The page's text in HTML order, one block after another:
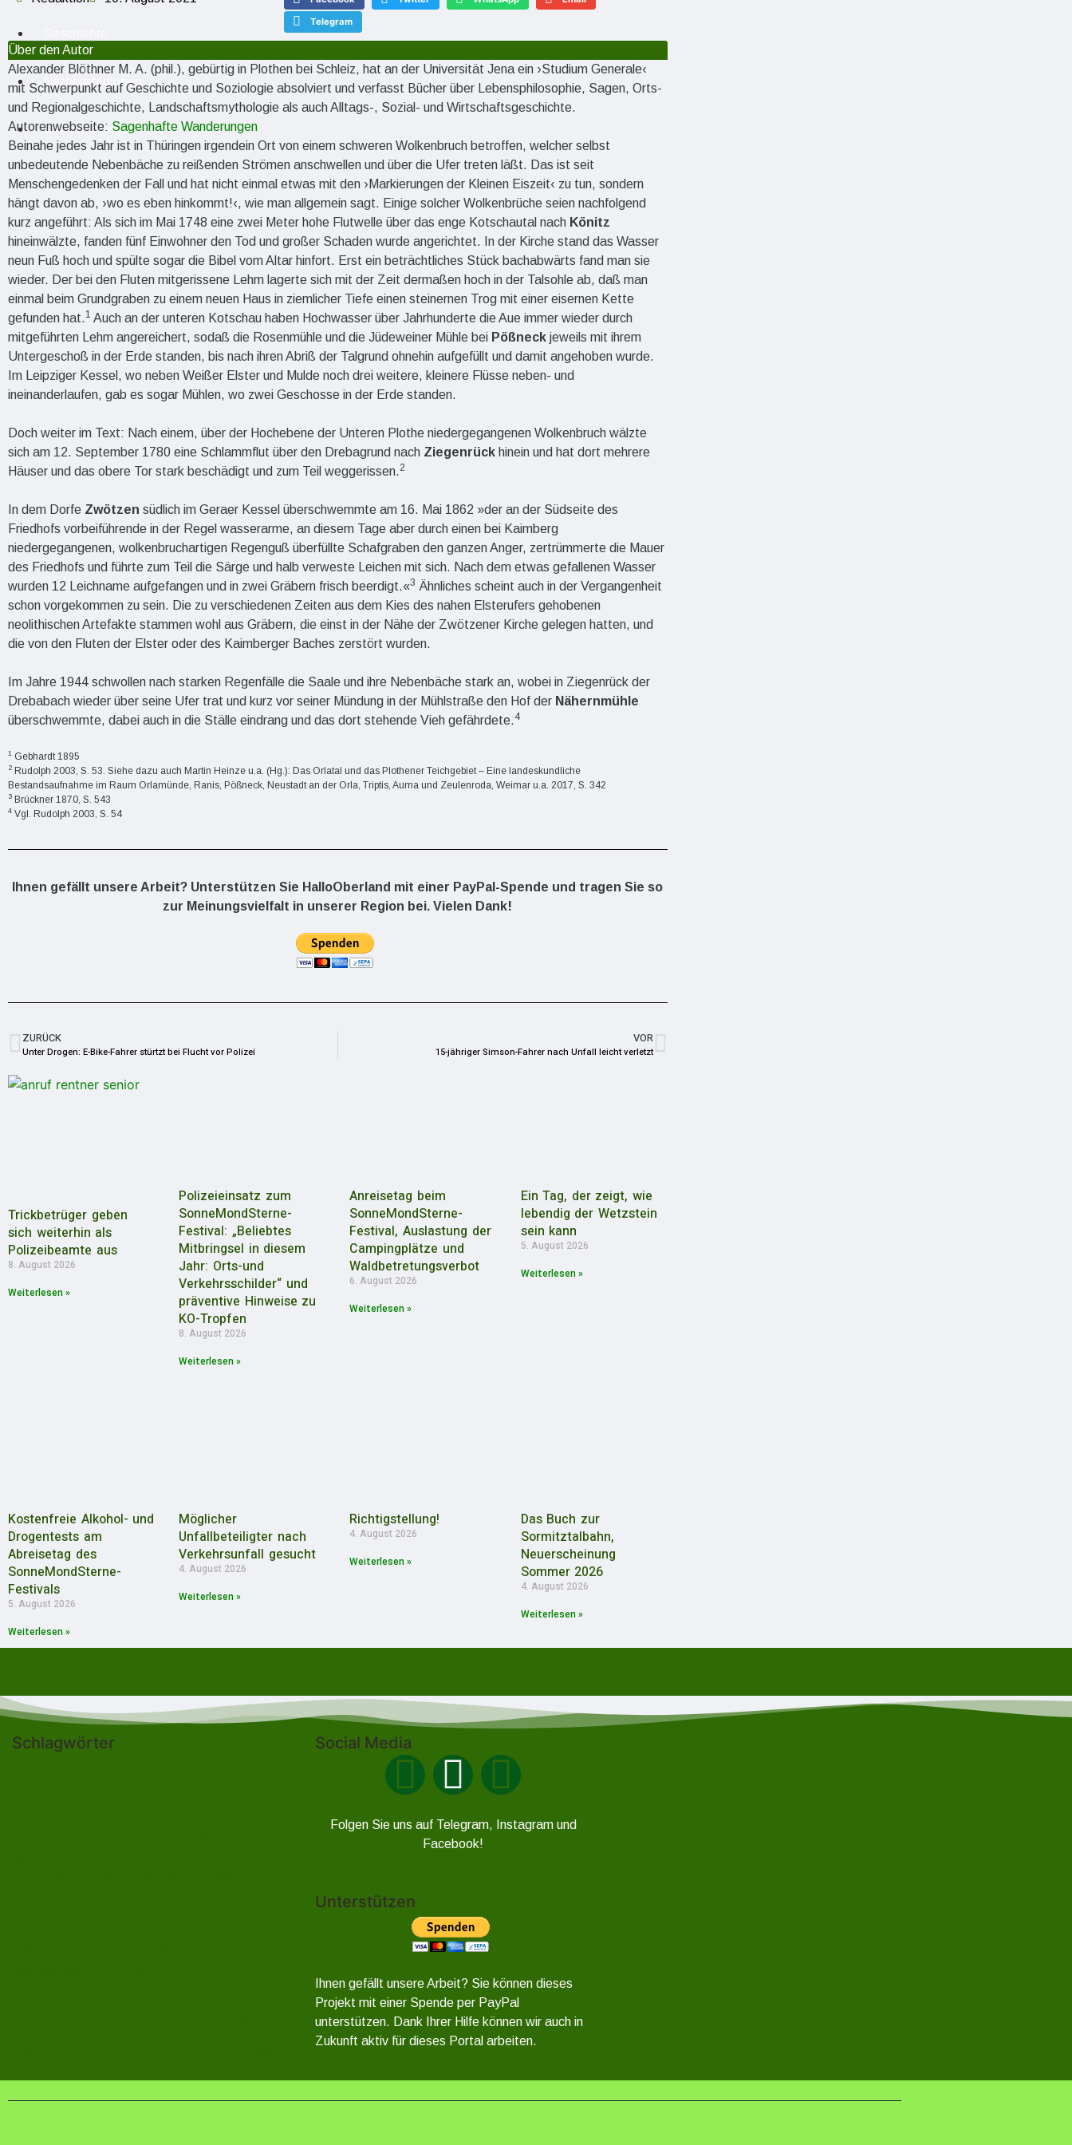
Nachbarregionen
Stellenanzeigen
Telegram
Über den Autor
Alexander Blöthner M. A. (phil.), gebürtig in Plothen bei Schleiz, hat an der Universität Jena ein ›Studium Generale‹
mit Schwerpunkt auf Geschichte und Soziologie absolviert und verfasst Bücher über Lebensphilosophie, Sagen, Orts-
und Regionalgeschichte, Landschaftsmythologie als auch Alltags-, Sozial- und Wirtschaftsgeschichte.
Autorenwebseite: Sagenhafte Wanderungen
Beinahe jedes Jahr ist in Thüringen irgendein Ort von einem schweren Wolkenbruch betroffen, welcher selbst
unbedeutende Nebenbäche zu reißenden Strömen anschwellen und über die Ufer treten läßt. Das ist seit
Menschengedenken der Fall und hat nicht einmal etwas mit den ›Markierungen der Kleinen Eiszeit‹ zu tun, sondern
hängt davon ab, ›wo es eben hinkommt!‹, wie man allgemein sagt. Einige solcher Wolkenbrüche seien nachfolgend
kurz angeführt: Als sich im Mai 1748 eine zwei Meter hohe Flutwelle über das enge Kotschautal nach Könitz
hineinwälzte, fanden fünf Einwohner den Tod und großer Schaden wurde angerichtet. In der Kirche stand das Wasser
neun Fuß hoch und spülte sogar die Bibel vom Altar hinfort. Erst ein beträchtliches Stück bachabwärts fand man sie
wieder. Der bei den Fluten mitgerissene Lehm lagerte sich mit der Zeit dermaßen hoch in der Talsohle ab, daß man
einmal beim Grundgraben zu einem neuen Haus in ziemlicher Tiefe einen steinernen Trog mit einer eisernen Kette
gefunden hat.1 Auch an der unteren Kotschau haben Hochwasser über Jahrhunderte die Aue immer wieder durch
mitgeführten Lehm angereichert, sodaß die Rosenmühle und die Jüdeweiner Mühle bei Pößneck jeweils mit ihrem
Untergeschoß in der Erde standen, bis nach ihren Abriß der Talgrund ohnehin aufgefüllt und damit angehoben wurde.
Im Leipziger Kessel, wo neben Weißer Elster und Mulde noch drei weitere, kleinere Flüsse neben- und
ineinanderlaufen, gab es sogar Mühlen, wo zwei Geschosse in der Erde standen.
Doch weiter im Text: Nach einem, über der Hochebene der Unteren Plothe niedergegangenen Wolkenbruch wälzte
sich am 12. September 1780 eine Schlammflut über den Drebagrund nach Ziegenrück hinein und hat dort mehrere
Häuser und das obere Tor stark beschädigt und zum Teil weggerissen.2
In dem Dorfe Zwötzen südlich im Geraer Kessel überschwemmte am 16. Mai 1862 »der an der Südseite des
Friedhofs vorbeiführende in der Regel wasserarme, an diesem Tage aber durch einen bei Kaimberg
niedergegangenen, wolkenbruchartigen Regenguß überfüllte Schafgraben den ganzen Anger, zertrümmerte die Mauer
des Friedhofs und führte zum Teil die Särge und halb verweste Leichen mit sich. Nach dem etwas gefallenen Wasser
wurden 12 Leichname aufgefangen und in zwei Gräbern frisch beerdigt.«3 Ähnliches scheint auch in der Vergangenheit
schon vorgekommen zu sein. Die zu verschiedenen Zeiten aus dem Kies des nahen Elsterufers gehobenen
neolithischen Artefakte stammen wohl aus Gräbern, die einst in der Nähe der Zwötzener Kirche gelegen hatten, und
die von den Fluten der Elster oder des Kaimberger Baches zerstört wurden.
Im Jahre 1944 schwollen nach starken Regenfälle die Saale und ihre Nebenbäche stark an, wobei in Ziegenrück der
Drebabach wieder über seine Ufer trat und kurz vor seiner Mündung in der Mühlstraße den Hof der Nähernmühle
überschwemmte, dabei auch in die Ställe eindrang und das dort stehende Vieh gefährdete.4
1 Gebhardt 1895
2 Rudolph 2003, S. 53. Siehe dazu auch Martin Heinze u.a. (Hg.): Das Orlatal und das Plothener Teichgebiet – Eine landeskundliche
Bestandsaufnahme im Raum Orlamünde, Ranis, Pößneck, Neustadt an der Orla, Triptis, Auma und Zeulenroda, Weimar u.a. 2017, S. 342
3 Brückner 1870, S. 543
4 Vgl. Rudolph 2003, S. 54
Ihnen gefällt unsere Arbeit? Unterstützen Sie HalloOberland mit einer PayPal-Spende und tragen Sie so
zur Meinungsvielfalt in unserer Region bei. Vielen Dank!
ZURÜCK
Unter Drogen: E-Bike-Fahrer stürtzt bei Flucht vor Polizei
VOR
15-jähriger Simson-Fahrer nach Unfall leicht verletzt
Trickbetrüger geben
sich weiterhin als
Polizeibeamte aus
8. August 2026
Weiterlesen »
Polizeieinsatz zum
SonneMondSterne-
Festival: „Beliebtes
Mitbringsel in diesem
Jahr: Orts-und
Verkehrsschilder“ und
präventive Hinweise zu
KO-Tropfen
8. August 2026
Weiterlesen »
Anreisetag beim
SonneMondSterne-
Festival, Auslastung der
Campingplätze und
Waldbetretungsverbot
6. August 2026
Weiterlesen »
Ein Tag, der zeigt, wie
lebendig der Wetzstein
sein kann
5. August 2026
Weiterlesen »
Kostenfreie Alkohol- und
Drogentests am
Abreisetag des
SonneMondSterne-
Festivals
5. August 2026
Weiterlesen »
Möglicher
Unfallbeteiligter nach
Verkehrsunfall gesucht
4. August 2026
Weiterlesen »
Richtigstellung!
4. August 2026
Weiterlesen »
Das Buch zur
Sormitztalbahn,
Neuerscheinung
Sommer 2026
4. August 2026
Weiterlesen »
Schlagwörter Social Media
Folgen Sie uns auf Telegram, Instagram und
Facebook!
Unterstützen
Ihnen gefällt unsere Arbeit? Sie können dieses
Projekt mit einer Spende per PayPal
unterstützen. Dank Ihrer Hilfe können wir auch in
Zukunft aktiv für dieses Portal arbeiten.